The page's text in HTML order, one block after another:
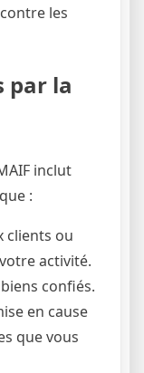
les
par la
inclut
:
clients ou
activité.
confiés.
en cause
que vous